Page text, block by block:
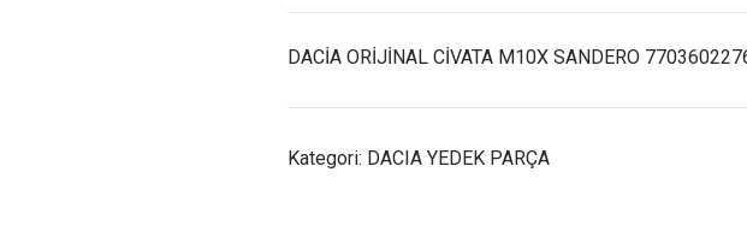
DACİA ORİJİNAL CİVATA M10X SANDERO
Kategori: DACIA YEDEK PARÇA